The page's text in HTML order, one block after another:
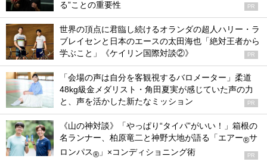
る”ことの重要性
PR
世界の頂点に君臨し続けるオランダの超人ハリー・ラ
ブレイセンと日本のエースの太田海也「絶対王者から
学ぶこと」《ケイリン国際対談②》
PR
「会場の声は自分を客観視するバロメーター」柔道
48kg級金メダリスト・角田夏実が感じていた声の力
と、声を活かした新たなミッション
PR
《山の神対談》「やっぱり“タイパ”がいい！」箱根の
名ランナー、柏原竜二と神野大地が語る「エアー®サ
ロンパス® 」×コンディショニング術 PR